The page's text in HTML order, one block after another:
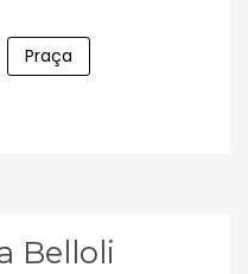
Praça
Belloli